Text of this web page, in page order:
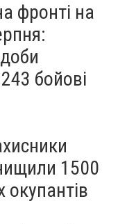
фронті на
бойові
1500
окупантів